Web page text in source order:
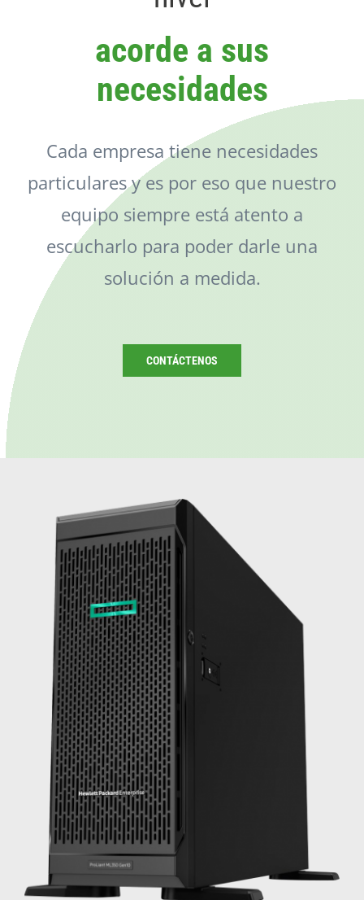
acorde a sus
necesidades
Cada empresa tiene necesidades
particulares y es por eso que nuestro
equipo siempre está atento a
escucharlo para poder darle una
solución a medida.
CONTÁCTENOS